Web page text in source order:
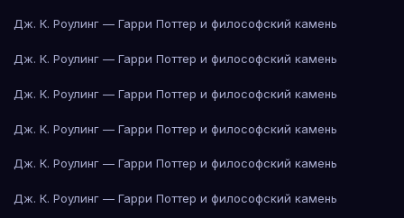
Дж. К. Роулинг — Гарри Поттер и философский камень
Дж. К. Роулинг — Гарри Поттер и философский камень
Дж. К. Роулинг — Гарри Поттер и философский камень
Дж. К. Роулинг — Гарри Поттер и философский камень
Дж. К. Роулинг — Гарри Поттер и философский камень
Дж. К. Роулинг — Гарри Поттер и философский камень